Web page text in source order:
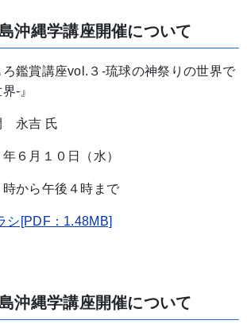
沖縄学講座開催について
鑑賞講座vol.３-琉球の神祭りの世界で
-』
永吉 氏
６月１０日（水）
から午後４時まで
シ[PDF：1.48MB]
沖縄学講座開催について